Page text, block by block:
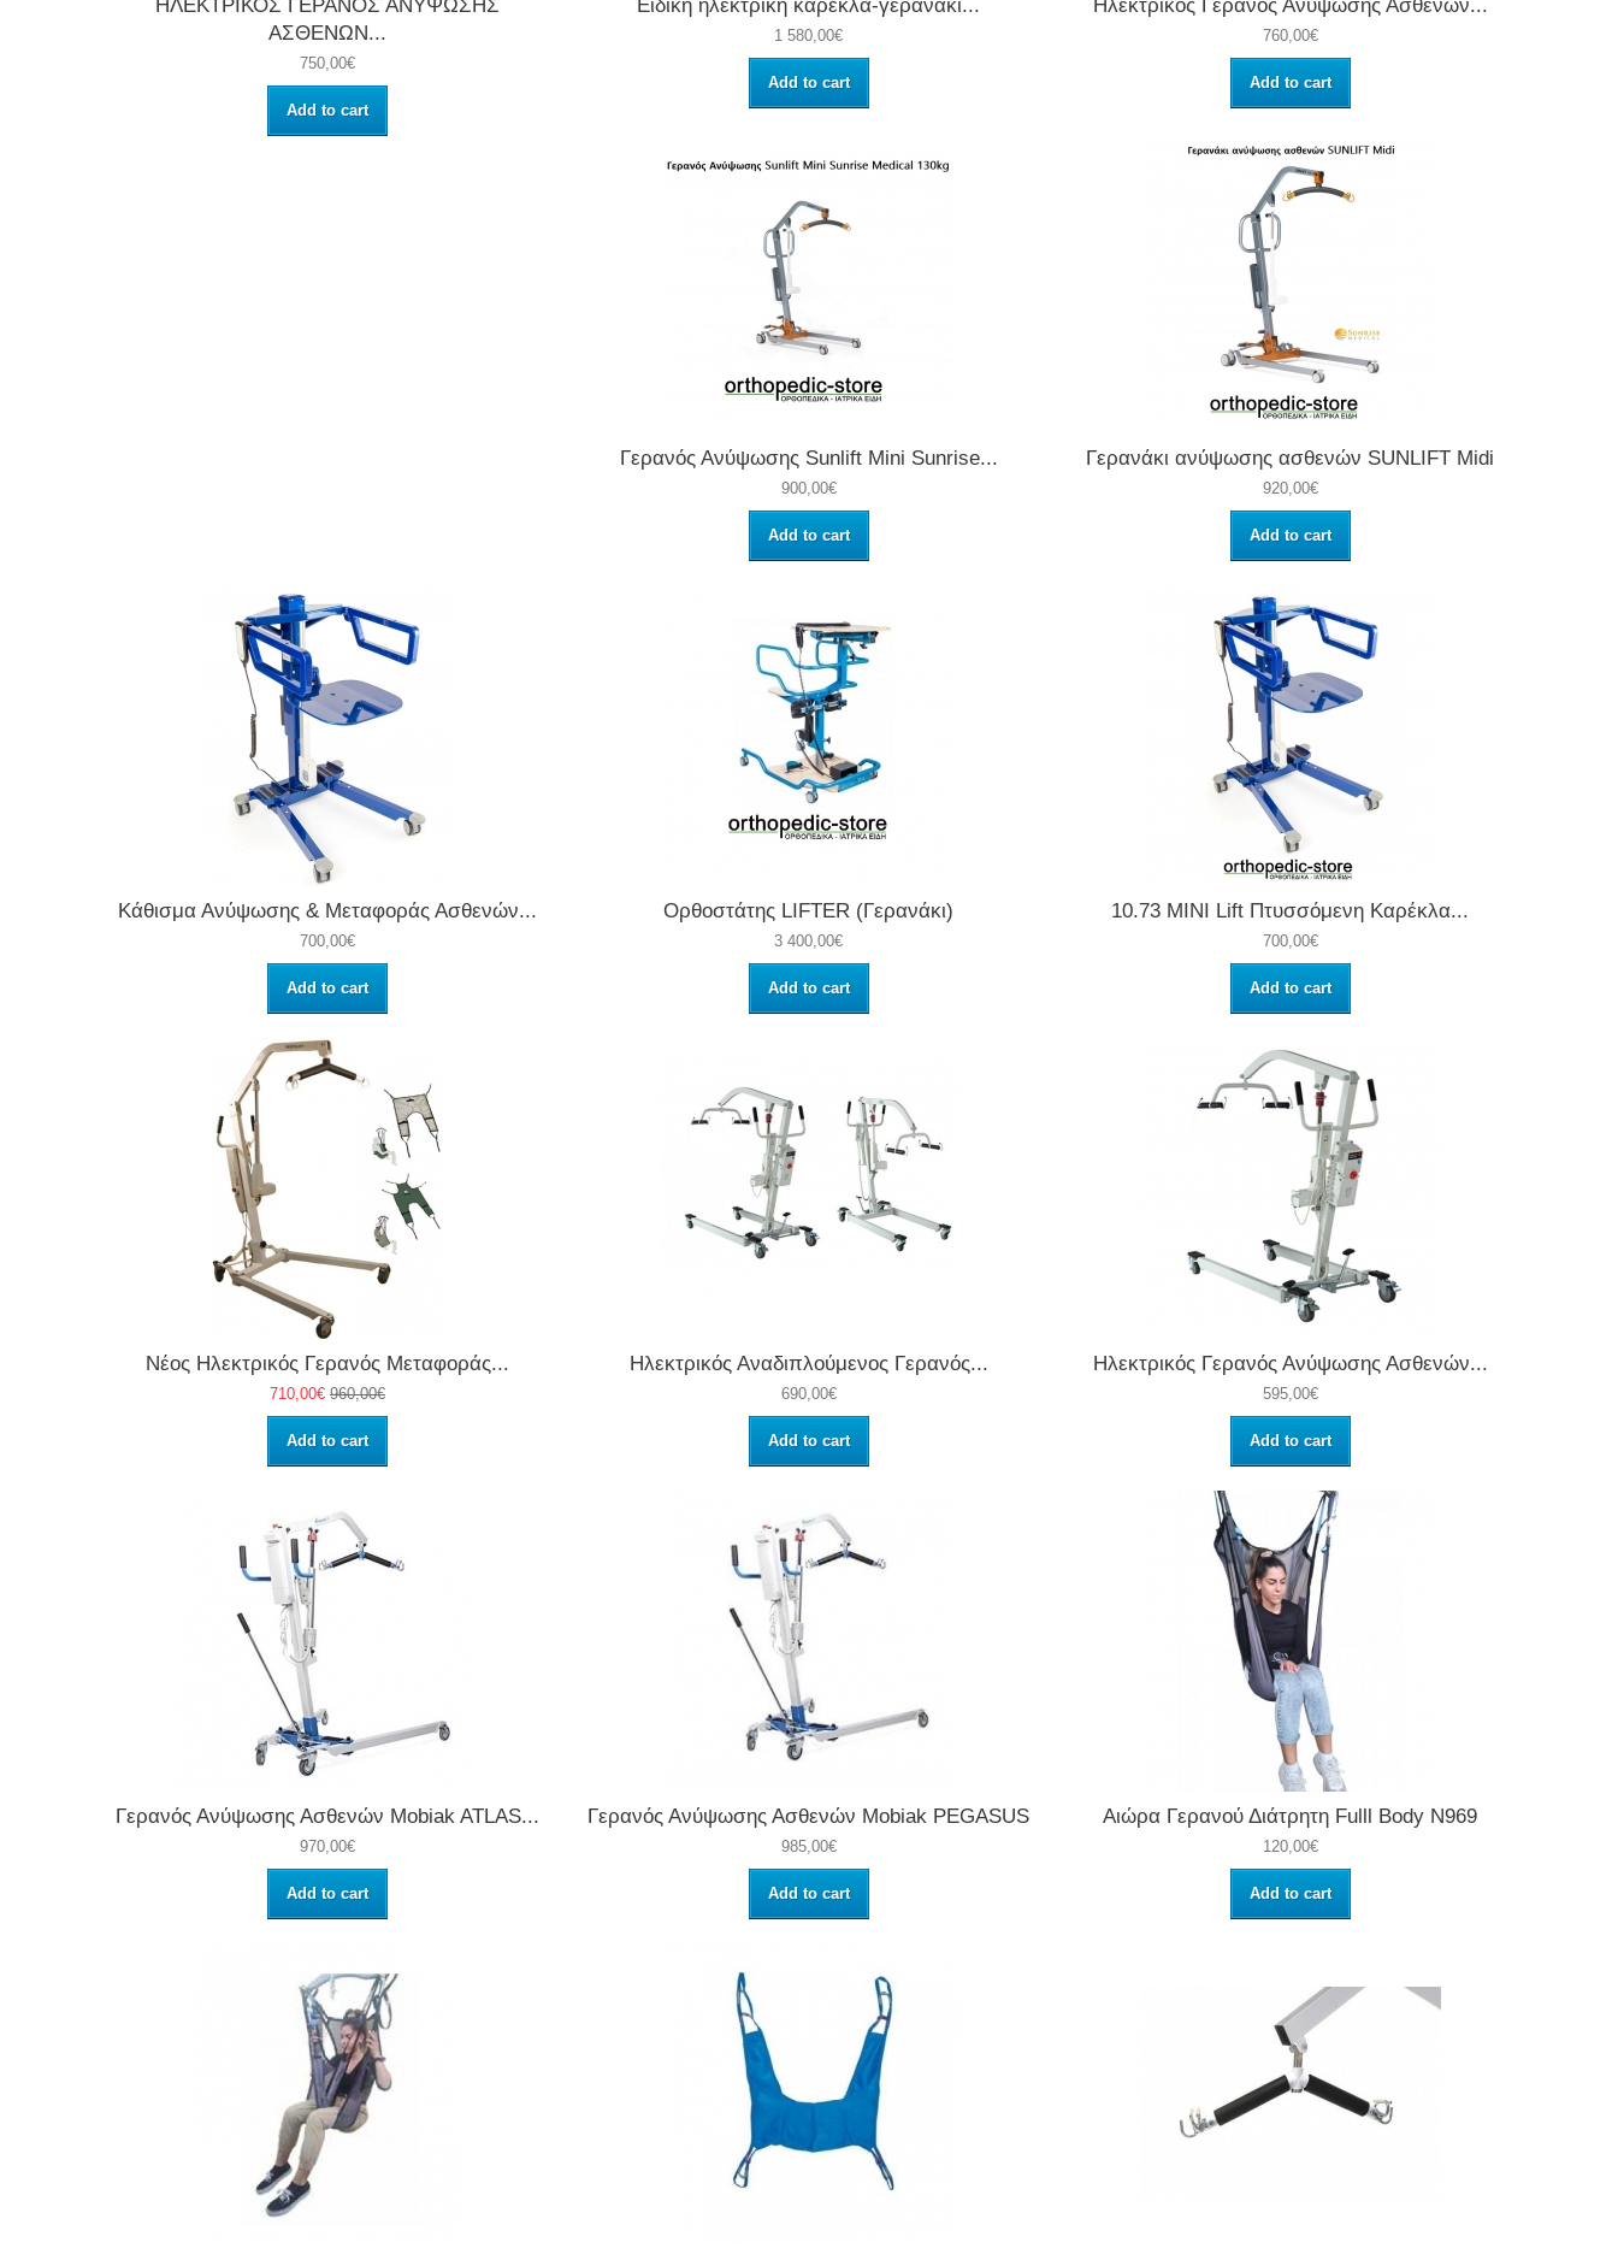
ΗΛΕΚΤΡΙΚΟΣ ΓΕΡΑΝΟΣ ΑΝΥΨΩΣΗΣ
ΑΣΘΕΝΩΝ...
750,00€
Add to cart
Ειδική ηλεκτρική καρέκλα-γερανάκι...
1 580,00€
Add to cart
Ηλεκτρικός Γερανός Ανύψωσης Ασθενών...
760,00€
Add to cart
Γερανός Ανύψωσης Sunlift Mini Sunrise...
900,00€
Add to cart
Γερανάκι ανύψωσης ασθενών SUNLIFT Midi
920,00€
Add to cart
Κάθισμα Ανύψωσης & Μεταφοράς Ασθενών...
700,00€
Add to cart
Ορθοστάτης LIFTER (Γερανάκι)
3 400,00€
Add to cart
10.73 ΜΙΝΙ Lift Πτυσσόμενη Καρέκλα...
700,00€
Add to cart
Νέος Ηλεκτρικός Γερανός Μεταφοράς...
710,00€ 960,00€
Add to cart
Ηλεκτρικός Αναδιπλούμενος Γερανός...
690,00€
Add to cart
Ηλεκτρικός Γερανός Ανύψωσης Ασθενών...
595,00€
Add to cart
Γερανός Ανύψωσης Ασθενών Mobiak ATLAS...
970,00€
Add to cart
Γερανός Ανύψωσης Ασθενών Mobiak PEGASUS
985,00€
Add to cart
Αιώρα Γερανού Διάτρητη Fulll Body N969
120,00€
Add to cart